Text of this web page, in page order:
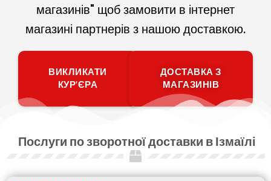
магазинів" щоб замовити в інтернет
магазині партнерів з нашою доставкою.
ВИКЛИКАТИ
КУР'ЄРА
ДОСТАВКА З
МАГАЗИНІВ
Послуги по зворотної доставки в Ізмаїлі